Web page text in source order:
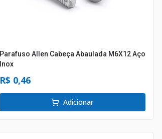
Parafuso Allen Cabeça Abaulada M6X12 Aço
Inox
R$ 0,46
Adicionar